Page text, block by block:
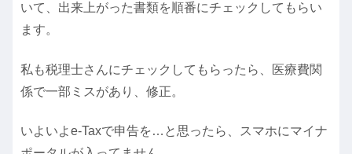
いて、出来上がった書類を順番にチェックしてもらい
ます。
私も税理士さんにチェックしてもらったら、医療費関
係で一部ミスがあり、修正。
いよいよe-Taxで申告を…と思ったら、スマホにマイナ